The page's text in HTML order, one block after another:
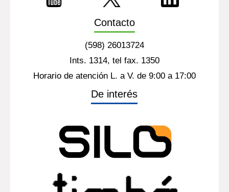
Contacto
(598) 26013724
Ints. 1314, tel fax. 1350
Horario de atención L. a V. de 9:00 a 17:00
De interés